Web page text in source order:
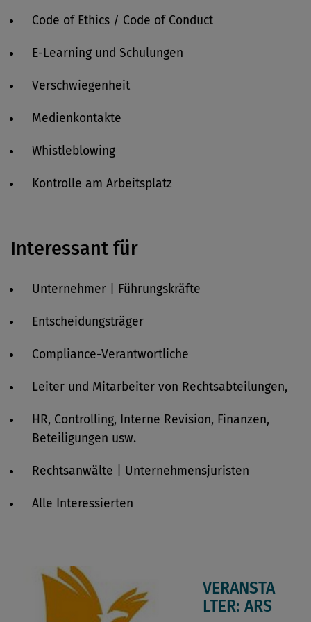
Code of Ethics / Code of Conduct
E-Learning und Schulungen
Verschwiegenheit
Medienkontakte
Whistleblowing
Kontrolle am Arbeitsplatz
Interessant für
Unternehmer | Führungskräfte
Entscheidungsträger
Compliance-Verantwortliche
Leiter und Mitarbeiter von Rechtsabteilungen,
HR, Controlling, Interne Revision, Finanzen,
Beteiligungen usw.
Rechtsanwälte | Unternehmensjuristen
Alle Interessierten
VERANSTA
LTER: ARS